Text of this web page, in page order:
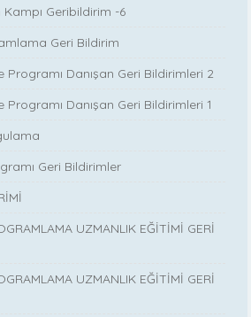
Geribildirim -6
Geri Bildirim
Programı Danışan Geri Bildirimleri 2
Danışan Geri Bildirimleri 1
Geri Bildirimler
UZMANLIK EĞİTİMİ GERİ
UZMANLIK EĞİTİMİ GERİ